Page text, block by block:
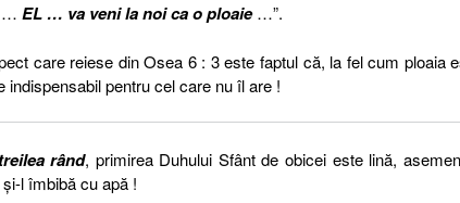
… EL … va veni la noi ca o ploaie…”.
care reiese din Osea 6 : 3 este faptul că, la fel cum ploaia
indispensabil pentru cel care nu îl are !
rând, primirea Duhului Sfânt de obicei este lină,
l îmbibă cu apă !